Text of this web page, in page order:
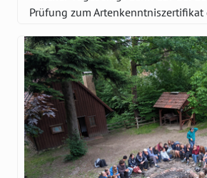
Prüfung zum Artenkenntniszertifikat